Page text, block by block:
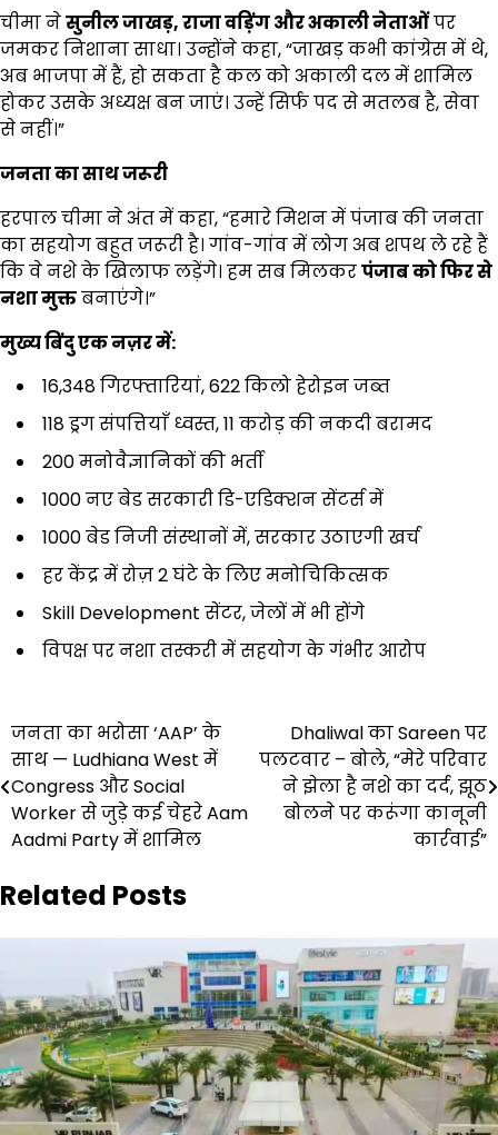
चीमा नेसुनील जाखड़,राजा वड़िंग और अकाली नेताओंपर
जमकर निशाना साधा। उन्होंने कहा, “जाखड़ कभी कांग्रेस में थे,
अब भाजपा में हैं, हो सकता है कल को अकाली दल में शामिल
होकर उसके अध्यक्ष बन जाएं। उन्हें सिर्फ पद से मतलब है, सेवा
से नहीं।”
जनता का साथ जरूरी
हरपाल चीमा ने अंत में कहा, “हमारे मिशन में पंजाब की जनता
का सहयोग बहुत जरूरी है। गांव-गांव में लोग अब शपथ ले रहे हैं
कि वे नशे के खिलाफ लड़ेंगे। हम सब मिलकरपंजाब को फिर से
नशा मुक्तबनाएंगे।”
मुख्य बिंदु एक नज़र में:
16,348 गिरफ्तारियां, 622 किलो हेरोइन जब्त
118 ड्रग संपत्तियाँ ध्वस्त, ₹11 करोड़ की नकदी बरामद
200 मनोवैज्ञानिकों की भर्ती
1000 नए बेड सरकारी डि-एडिक्शन सेंटर्स में
1000 बेड निजी संस्थानों में, सरकार उठाएगी खर्च
हर केंद्र में रोज़ 2 घंटे के लिए मनोचिकित्सक
Skill Development सेंटर, जेलों में भी होंगे
विपक्ष पर नशा तस्करी में सहयोग के गंभीर आरोप
Post
navigation
जनता का भरोसा ‘AAP’ के
साथ — Ludhiana West में
Congress और Social
Worker से जुड़े कई चेहरे Aam
Aadmi Party में शामिल
Dhaliwal का Sareen पर
पलटवार – बोले, “मेरे परिवार
ने झेला है नशे का दर्द, झूठ
बोलने पर करूंगा कानूनी
कार्रवाई”
Related Posts